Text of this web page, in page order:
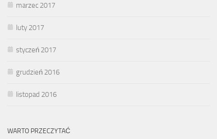
marzec 2017
luty 2017
styczeń 2017
grudzień 2016
listopad 2016
WARTO PRZECZYTAĆ